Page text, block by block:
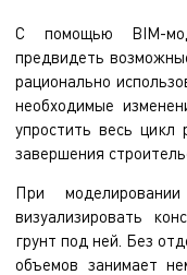
С помощью BIM-
предвидеть
рационально
необходимые
упростить весь
завершения
При
визуализировать
грунт под ней. Без
объемов занимает